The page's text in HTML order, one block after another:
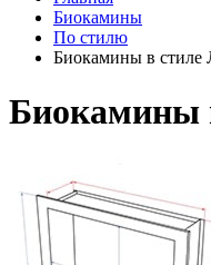
Биокамины
По стилю
Биокамины в стиле
Биокамины